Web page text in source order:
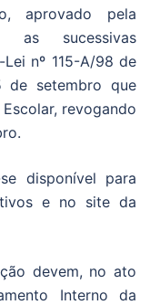
aprovado pela
as sucessivas
nº 115-A/98 de
de setembro que
revogando
disponível para
e no site da
devem, no ato
Interno da